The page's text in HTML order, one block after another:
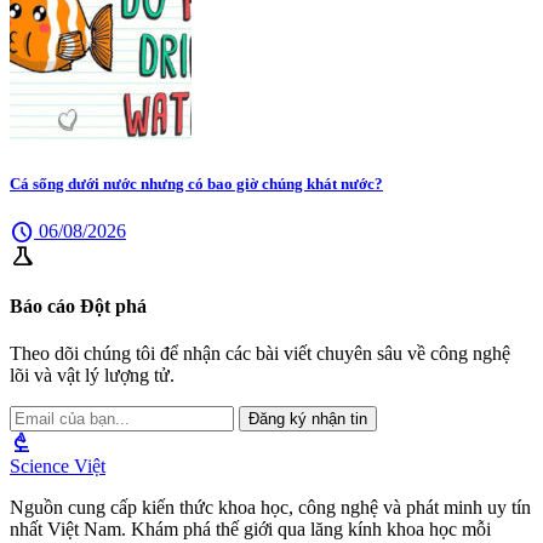
Cá sống dưới nước nhưng có bao giờ chúng khát nước?
schedule 06/08/2026
science
Báo cáo Đột phá
Theo dõi chúng tôi để nhận các bài viết chuyên sâu về công nghệ
lõi và vật lý lượng tử.
Đăng ký nhận tin
biotech
Science Việt
Nguồn cung cấp kiến thức khoa học, công nghệ và phát minh uy tín
nhất Việt Nam. Khám phá thế giới qua lăng kính khoa học mỗi